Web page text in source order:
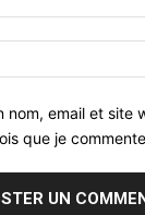
nom, email et site
que je